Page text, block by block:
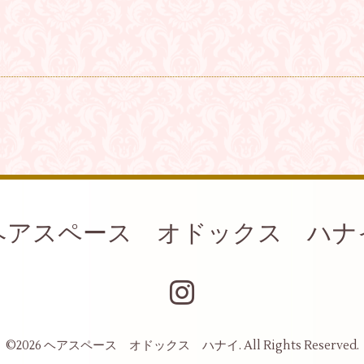
アスペース オドックス ハナ
©2026 ヘアスペース オドックス ハナイ. All Rights Reserved.